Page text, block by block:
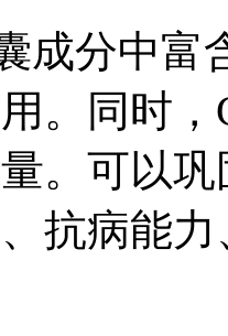
成分中富
。同时
。可以
抗病能